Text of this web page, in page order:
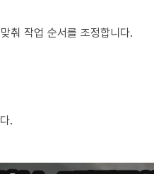
춰 작업 순서를 조정합니다.
.